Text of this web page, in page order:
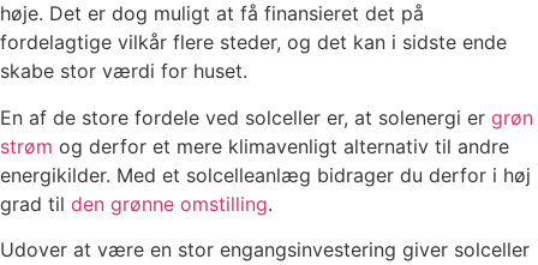
høje. Det er dog muligt at få finansieret det på
fordelagtige vilkår flere steder, og det kan i sidste ende
skabe stor værdi for huset.
En af de store fordele ved solceller er, at solenergi er grøn
strøm og derfor et mere klimavenligt alternativ til andre
energikilder. Med et solcelleanlæg bidrager du derfor i høj
grad til den grønne omstilling.
Udover at være en stor engangsinvestering giver solceller